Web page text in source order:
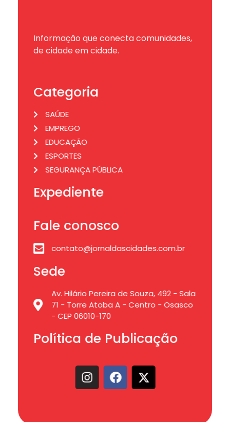
Informação que conecta comunidades,
de cidade em cidade.
Categoria
SAÚDE
EMPREGO
EDUCAÇÃO
ESPORTES
SEGURANÇA PÚBLICA
Expediente
Fale conosco
contato@jornaldascidades.com.br
Sede
Av. Hilário Pereira de Souza, 492 - Sala
71 - Torre Atoba A - Centro - Osasco
- CEP 06010-170
Política de Publicação